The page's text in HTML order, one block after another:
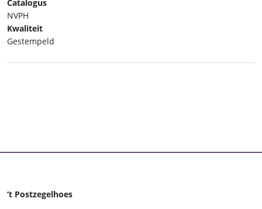
Catalogus
NVPH
Kwaliteit
Gestempeld
‘t Postzegelhoes